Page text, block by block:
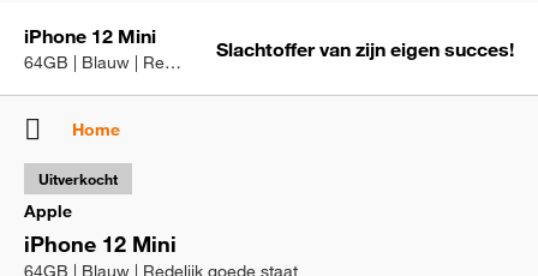
iPhone 12 Mini
64GB | Blauw | Redelijk goede staat
Slachtoffer van zijn eigen succes!
Home
Apple
iPhone 12 Mini
64GB | Blauw | Redelijk goede staat
Uitverkocht